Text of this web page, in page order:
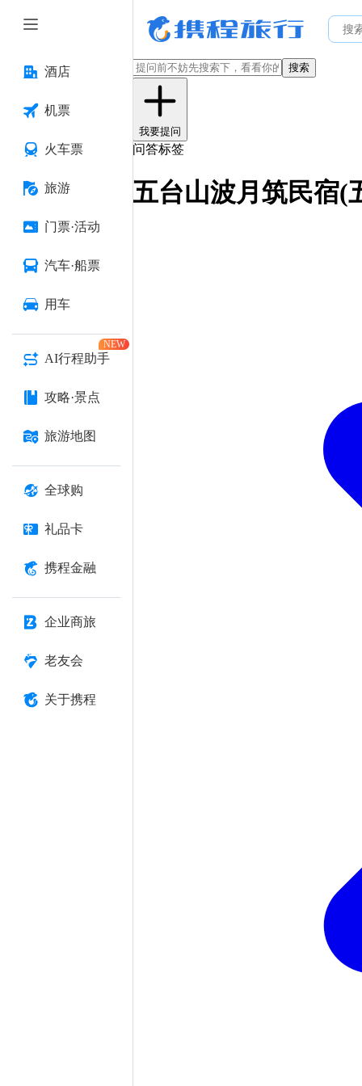
酒店
机票
火车票
旅游
门票·活动
汽车·船票
用车
AI行程助手
NEW
攻略·景点
旅游地图
全球购
礼品卡
携程金融
企业商旅
老友会
关于携程
搜索
我要提问
问答标签
五台山波月筑民宿(